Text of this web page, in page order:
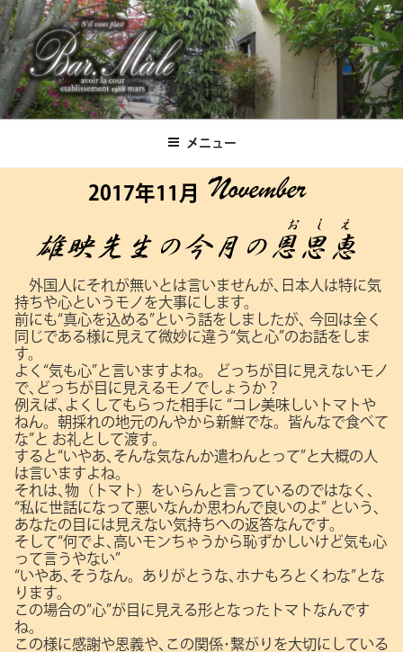
コ
ン
テ
ン
ツ
へBar.Male メニュー
2017年11月
外国人にそれが無いとは言いませんが､日本人は特に気
持ちや心というモノを大事にします。
前にも“真心を込める”という話をしましたが､
今回は全く
同じである様に見えて微妙に違う“気と心”のお話をしま
す。
よく“気も心”と言いますよね。
どっちが目に見えないモノ
で､どっちが目に見えるモノでしょうか？
例えば､よくしてもらった相手に “コレ美味しいトマトや
ねん。朝採れの地元のんやから新鮮でな。皆んなで食べて
な”と お礼として渡す。
すると“いやあ､そんな気なんか遣わんとって”と大概の人
は言いますよね。
それは､物（トマト）をいらんと言っているのではなく､
“私に世話になって悪いなんか思わんで良いのよ” という､
あなたの目には見えない気持ちへの返答なんです。
そして“何でよ､高いモンちゃうから恥ずかしいけど気も心
って言うやない”
“いやあ､そうなん。ありがとうな､ホナもろとくわな”とな
ります。
この場合の“心”が目に見える形となったトマトなんです
ね。
この様に感謝や恩義や､この関係･繋がりを大切にしている